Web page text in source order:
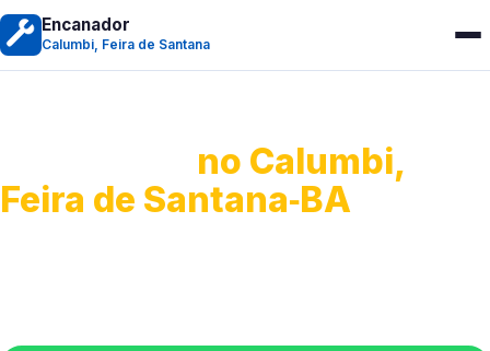
Encanador
Calumbi, Feira de Santana
no Calumbi,
Feira de Santana‑BA